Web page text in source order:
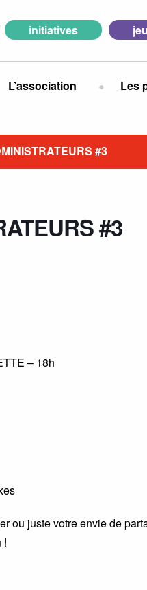
initiatives
L’association Les
#3
#3
– 18h
ou juste votre envie de
!